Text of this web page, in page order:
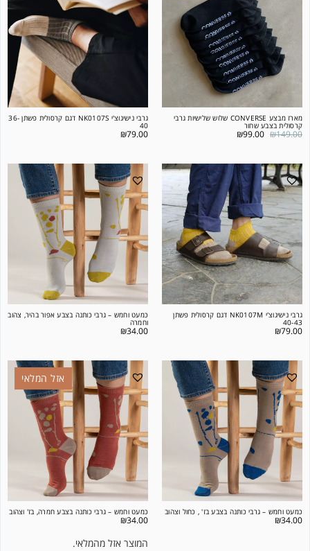
מארז מבצע CONVERSE שלוש שלישיות גרבי
קרסולית בצבע שחור
₪149.00
₪99.00
גרבי נישיגוצ'י NK0107S דגם קרסולית פשתן 36-
40
₪79.00
גרבי נישיגוצ'י NK0107M דגם קרסולית פשתן
40-43
₪79.00
כמעט וחמש – גרבי כותנה בצבע אפור בהיר, צהוב
וחמרה
₪34.00
כמעט וחמש – גרבי כותנה בצבע בז' , כחול וצהוב
₪34.00
אזל המלאי
כמעט וחמש – גרבי כותנה בצבע חמרה, בז' וצהוב
₪34.00
המוצר אזל מהמלאי.